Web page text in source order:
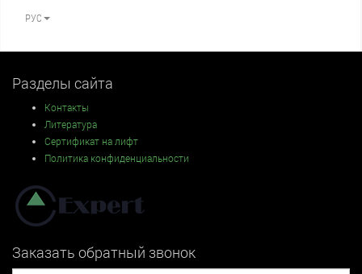
РУС
Разделы сайта
Контакты
Литература
Сертификат на лифт
Политика конфиденциальности
Заказать обратный звонок